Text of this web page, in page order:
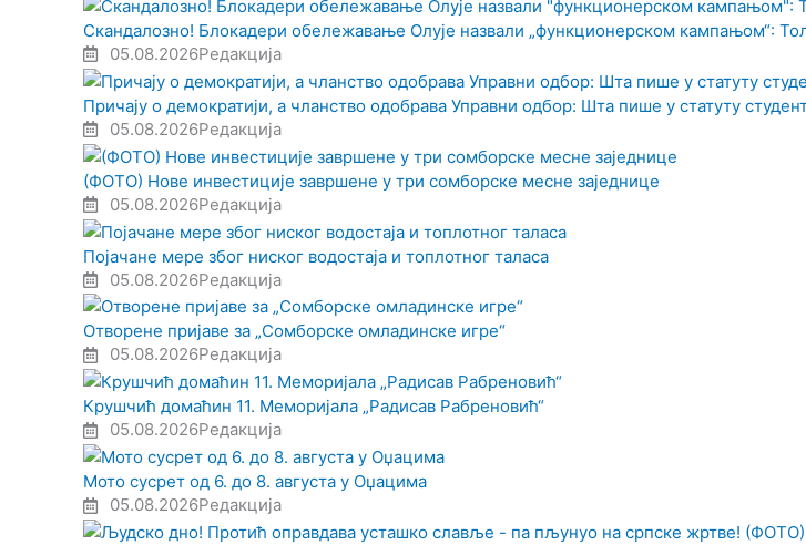
Скандалозно! Блокадери обележавање Олује назвали „функционерском кампањом“:
05.08.2026Редакција
Причају о демократији, а чланство одобрава Управни одбор: Шта пише у статуту
05.08.2026Редакција
(ФОТО) Нове инвестиције завршене у три сомборске месне заједнице
05.08.2026Редакција
Појачане мере због ниског водостаја и топлотног таласа
05.08.2026Редакција
Отворене пријаве за „Сомборске омладинске игре“
05.08.2026Редакција
Крушчић домаћин 11. Меморијала „Радисав Рабреновић“
05.08.2026Редакција
Мото сусрет од 6. до 8. августа у Оџацима
05.08.2026Редакција